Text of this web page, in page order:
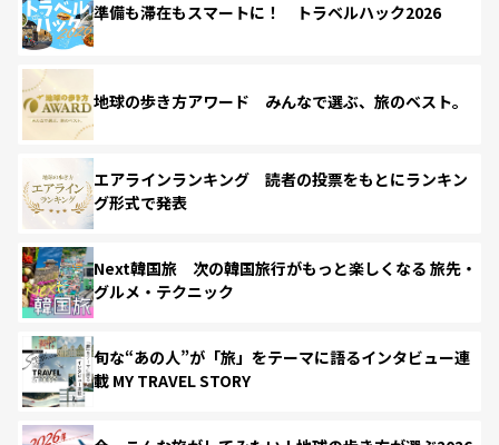
準備も滞在もスマートに！ トラベルハック2026
地球の歩き方アワード みんなで選ぶ、旅のベスト。
エアラインランキング 読者の投票をもとにランキン
グ形式で発表
Next韓国旅 次の韓国旅行がもっと楽しくなる 旅先・
グルメ・テクニック
旬な“あの人”が「旅」をテーマに語るインタビュー連
載 MY TRAVEL STORY